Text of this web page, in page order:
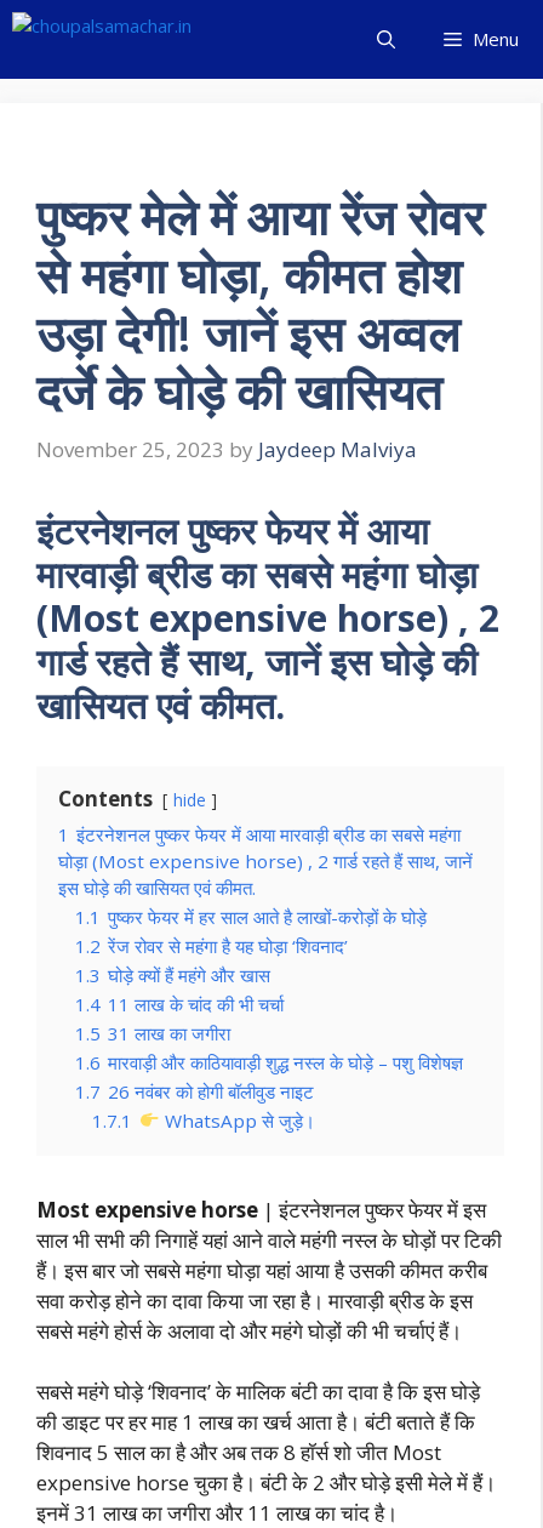
Skip
content
Menu
पुष्कर मेले में आया रेंज रोवर
से महंगा घोड़ा, कीमत होश
उड़ा देगी! जानें इस अव्वल
दर्जे के घोड़े की खासियत
November 25, 2023 by Jaydeep Malviya
इंटरनेशनल पुष्कर फेयर में आया
मारवाड़ी ब्रीड का सबसे महंगा घोड़ा
(Most expensive horse) , 2
गार्ड रहते हैं साथ, जानें इस घोड़े की
खासियत एवं कीमत.
Contents hide
1 इंटरनेशनल पुष्कर फेयर में आया मारवाड़ी ब्रीड का सबसे महंगा
घोड़ा (Most expensive horse) , 2 गार्ड रहते हैं साथ, जानें
इस घोड़े की खासियत एवं कीमत.
1.1 पुष्कर फेयर में हर साल आते है लाखों-करोड़ों के घोड़े
1.2 रेंज रोवर से महंगा है यह घोड़ा ‘शिवनाद’
1.3 घोड़े क्यों हैं महंगे और खास
1.4 11 लाख के चांद की भी चर्चा
1.5 31 लाख का जगीरा
1.6 मारवाड़ी और काठियावाड़ी शुद्ध नस्ल के घोड़े – पशु विशेषज्ञ
1.7 26 नवंबर को होगी बॉलीवुड नाइट
1.7.1
WhatsApp से जुड़े।
Most expensive horse | इंटरनेशनल पुष्कर फेयर में इस
साल भी सभी की निगाहें यहां आने वाले महंगी नस्ल के घोड़ों पर टिकी
हैं। इस बार जो सबसे महंगा घोड़ा यहां आया है उसकी कीमत करीब
सवा करोड़ होने का दावा किया जा रहा है। मारवाड़ी ब्रीड के इस
सबसे महंगे होर्स के अलावा दो और महंगे घोड़ों की भी चर्चाएं हैं।
सबसे महंगे घोड़े ‘शिवनाद’ के मालिक बंटी का दावा है कि इस घोड़े
की डाइट पर हर माह 1 लाख का खर्च आता है। बंटी बताते हैं कि
शिवनाद 5 साल का है और अब तक 8 हॉर्स शो जीत Most
expensive horse चुका है। बंटी के 2 और घोड़े इसी मेले में हैं।
इनमें 31 लाख का जगीरा और 11 लाख का चांद है।